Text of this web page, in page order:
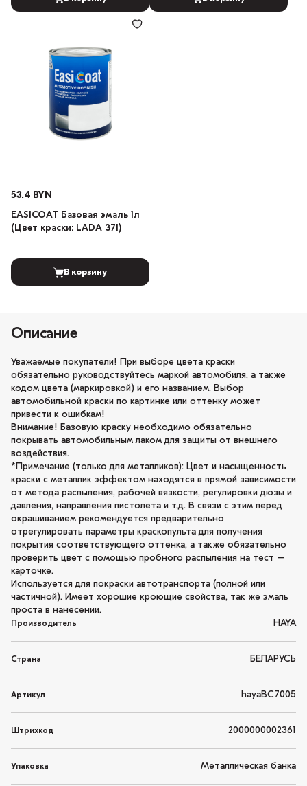
53.4 BYN
EASICOAT Базовая эмаль 1л
(Цвет краски: LADA 371)
В корзину
Описание
Уважаемые покупатели! При выборе цвета краски
обязательно руководствуйтесь маркой автомобиля, а также
кодом цвета (маркировкой) и его названием. Выбор
автомобильной краски по картинке или оттенку может
привести к ошибкам!
Внимание! Базовую краску необходимо обязательно
покрывать автомобильным лаком для защиты от внешнего
воздействия.
*Примечание (только для металликов): Цвет и насыщенность
краски с металлик эффектом находятся в прямой зависимости
от метода распыления, рабочей вязкости, регулировки дюзы и
давления, направления пистолета и т.д. В связи с этим перед
окрашиванием рекомендуется предварительно
отрегулировать параметры краскопульта для получения
покрытия соответствующего оттенка, а также обязательно
проверить цвет с помощью пробного распыления на тест –
карточке.
Используется для покраски автотранспорта (полной или
частичной). Имеет хорошие кроющие свойства, так же эмаль
проста в нанесении.
Производитель HAYA
Страна БЕЛАРУСЬ
Артикул hayaBC7005
Штрихкод 2000000002361
Упаковка Металлическая банка